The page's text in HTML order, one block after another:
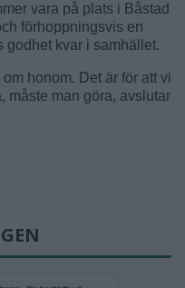
vara på plats i Båstad
förhoppningsvis en
godhet kvar i samhället.
honom. Det är för att vi
måste man göra, avslutar